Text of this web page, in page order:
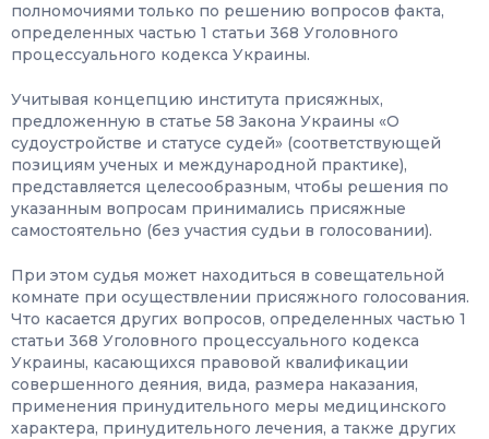
полномочиями только по решению вопросов факта,
определенных частью 1 статьи 368 Уголовного
процессуального кодекса Украины.
Учитывая концепцию института присяжных,
предложенную в статье 58 Закона Украины «О
судоустройстве и статусе судей» (соответствующей
позициям ученых и международной практике),
представляется целесообразным, чтобы решения по
указанным вопросам принимались присяжные
самостоятельно (без участия судьи в голосовании).
При этом судья может находиться в совещательной
комнате при осуществлении присяжного голосования.
Что касается других вопросов, определенных частью 1
статьи 368 Уголовного процессуального кодекса
Украины, касающихся правовой квалификации
совершенного деяния, вида, размера наказания,
применения принудительного меры медицинского
характера, принудительного лечения, а также других